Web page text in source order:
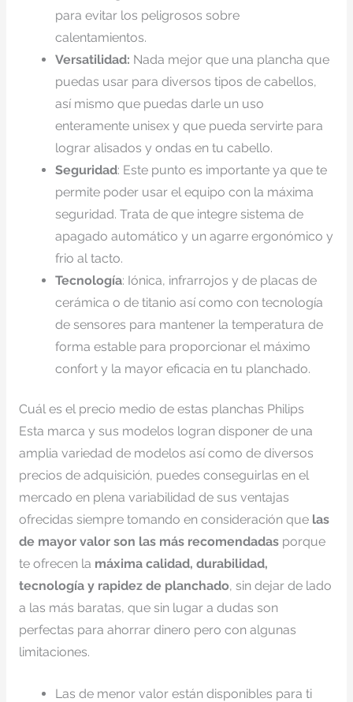
para evitar los peligrosos sobre
calentamientos.
Versatilidad: Nada mejor que una plancha que
puedas usar para diversos tipos de cabellos,
así mismo que puedas darle un uso
enteramente unisex y que pueda servirte para
lograr alisados y ondas en tu cabello.
Seguridad: Este punto es importante ya que te
permite poder usar el equipo con la máxima
seguridad. Trata de que integre sistema de
apagado automático y un agarre ergonómico y
frio al tacto.
Tecnología: Iónica, infrarrojos y de placas de
cerámica o de titanio así como con tecnología
de sensores para mantener la temperatura de
forma estable para proporcionar el máximo
confort y la mayor eficacia en tu planchado.
Cuál es el precio medio de estas planchas Philips
Esta marca y sus modelos logran disponer de una
amplia variedad de modelos así como de diversos
precios de adquisición, puedes conseguirlas en el
mercado en plena variabilidad de sus ventajas
ofrecidas siempre tomando en consideración que las
de mayor valor son las más recomendadasporque
te ofrecen la máxima calidad, durabilidad,
tecnología y rapidez de planchado, sin dejar de lado
a las más baratas, que sin lugar a dudas son
perfectas para ahorrar dinero pero con algunas
limitaciones.
Las de menor valor están disponibles para ti